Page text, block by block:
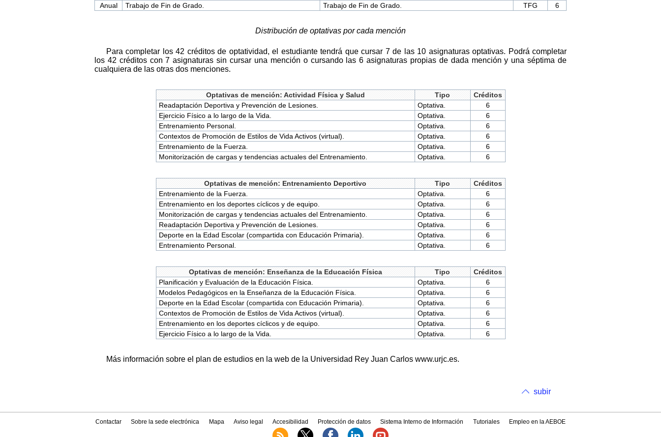
Anual
Trabajo de Fin de Grado. Trabajo de Fin de Grado. TFG 6
Distribución de optativas por cada mención
Para completar los 42 créditos de optatividad, el estudiante tendrá que cursar 7 de las 10 asignaturas optativas. Podrá completar
los 42 créditos con 7 asignaturas sin cursar una mención o cursando las 6 asignaturas propias de dada mención y una séptima de
cualquiera de las otras dos menciones.
Optativas de mención: Actividad Física y Salud Tipo
Créditos
Readaptación Deportiva y Prevención de Lesiones.
Optativa.
6
Ejercicio Físico a lo largo de la Vida.
Optativa.
6
Entrenamiento Personal.
Optativa.
6
Contextos de Promoción de Estilos de Vida Activos (virtual).
Optativa.
6
Entrenamiento de la Fuerza.
Optativa.
6
Monitorización de cargas y tendencias actuales del Entrenamiento.
Optativa. 6
Optativas de mención: Entrenamiento Deportivo Tipo
Créditos
Entrenamiento de la Fuerza.
Optativa.
6
Entrenamiento en los deportes cíclicos y de equipo.
Optativa.
6
Monitorización de cargas y tendencias actuales del Entrenamiento.
Optativa.
6
Readaptación Deportiva y Prevención de Lesiones.
Optativa.
6
Deporte en la Edad Escolar (compartida con Educación Primaria).
Optativa.
6
Entrenamiento Personal.
Optativa. 6
Optativas de mención: Enseñanza de la Educación Física Tipo
Créditos
Planificación y Evaluación de la Educación Física.
Optativa.
6
Modelos Pedagógicos en la Enseñanza de la Educación Física.
Optativa.
6
Deporte en la Edad Escolar (compartida con Educación Primaria).
Optativa.
6
Contextos de Promoción de Estilos de Vida Activos (virtual).
Optativa.
6
Entrenamiento en los deportes cíclicos y de equipo.
Optativa.
6
Ejercicio Físico a lo largo de la Vida.
Optativa. 6
Más información sobre el plan de estudios en la web de la Universidad Rey Juan Carlos www.urjc.es.
subir
Contactar Sobre la sede electrónica Mapa Aviso legal Accesibilidad Protección de datos Sistema Interno de Información Tutoriales Empleo en la AEBOE